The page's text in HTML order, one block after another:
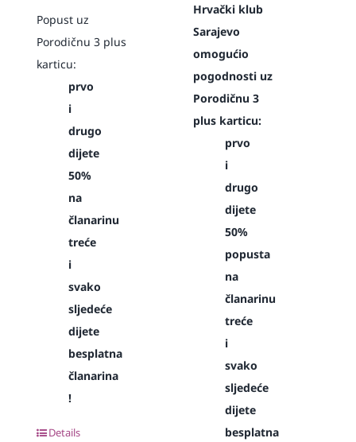
Popust uz
Porodičnu 3 plus
karticu:
prvo
i
drugo
dijete
50%
na
članarinu
treće
i
svako
sljedeće
dijete
besplatna
članarina
!
Details
Hrvački klub
Sarajevo
omogućio
pogodnosti uz
Porodičnu 3
plus karticu:
prvo
i
drugo
dijete
50%
popusta
na
članarinu
treće
i
svako
sljedeće
dijete
besplatna